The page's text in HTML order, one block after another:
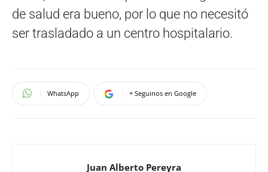
de salud era bueno, por lo que no necesitó
ser trasladado a un centro hospitalario.
WhatsApp + Seguinos en Google
Juan Alberto Pereyra